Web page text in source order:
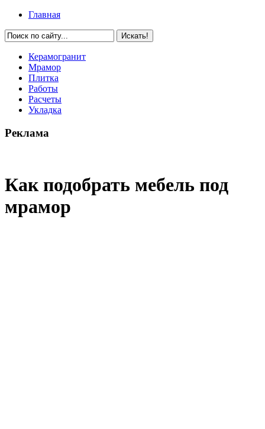
Главная
Керамогранит
Мрамор
Плитка
Работы
Расчеты
Укладка
Реклама
Как подобрать мебель под
мрамор